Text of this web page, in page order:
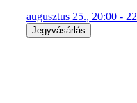
augusztus 25., 20:00 -
Jegyvásárlás